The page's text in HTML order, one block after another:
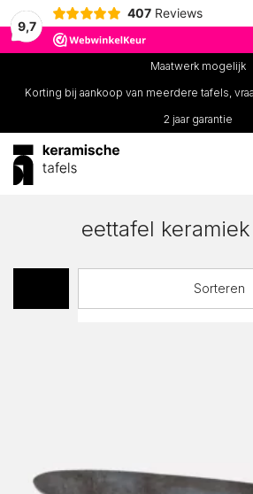
9,7
407 Reviews
Maatwerk mogelijk
Korting bij aankoop van meerdere tafels,
2 jaar garantie
eettafel
Sorteren